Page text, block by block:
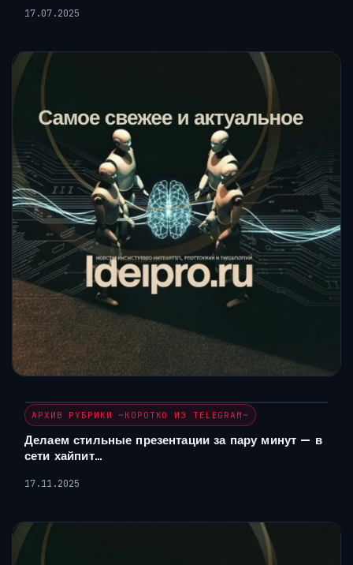
17.07.2025
АРХИВ РУБРИКИ ~КОРОТКО ИЗ TELEGRAM~
Делаем стильные презентации за пару минут — в
сети хайпит…
17.11.2025